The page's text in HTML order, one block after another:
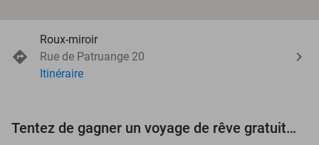
Roux-miroir
Rue de Patruange 20
Itinéraire
Tentez de gagner un voyage de rêve gratuit d'une valeur de 3.000 € !